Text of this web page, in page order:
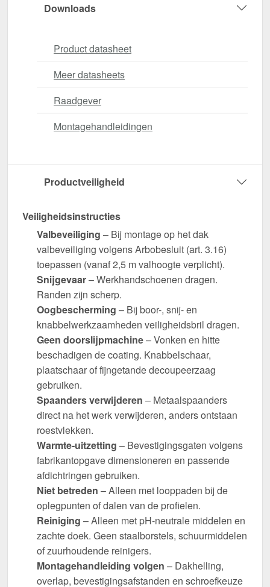
Downloads
Product datasheet
Meer datasheets
Raadgever
Montagehandleidingen
Productveiligheid
Veiligheidsinstructies
Valbeveiliging – Bij montage op het dak
valbeveiliging volgens Arbobesluit (art. 3.16)
toepassen (vanaf 2,5 m valhoogte verplicht).
Snijgevaar– Werkhandschoenen dragen.
Randen zijn scherp.
Oogbescherming – Bij boor-, snij- en
knabbelwerkzaamheden veiligheidsbril dragen.
Geen doorslijpmachine– Vonken en hitte
beschadigen de coating. Knabbelschaar,
plaatschaar of fijngetande decoupeerzaag
gebruiken.
Spaanders verwijderen – Metaalspaanders
direct na het werk verwijderen, anders ontstaan
roestvlekken.
Warmte-uitzetting – Bevestigingsgaten volgens
fabrikantopgave dimensioneren en passende
afdichtringen gebruiken.
Niet betreden – Alleen met looppaden bij de
oplegpunten of dalen van de profielen.
Reiniging – Alleen met pH-neutrale middelen en
zachte doek. Geen staalborstels, schuurmiddelen
of zuurhoudende reinigers.
Montagehandleiding volgen – Dakhelling,
overlap, bevestigingsafstanden en schroefkeuze